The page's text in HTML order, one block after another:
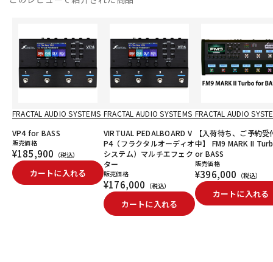
FRACTAL AUDIO SYSTEMS
VP4 for BASS
販売価格
¥185,900 （税込）
カートに入れる
FRACTAL AUDIO SYSTEMS
VIRTUAL PEDALBOARD V
P4（フラクタルオーディオ
システム）マルチエフェク
ター
販売価格
¥176,000 （税込）
カートに入れる
FRACTAL AUDIO
【入荷待ち、ご予約受
中】 FM9 MARK II
or BASS
販売価格
¥396,000 （税込）
カートに入れる